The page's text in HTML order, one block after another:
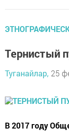
Тернистый
Туганайлар, 25
В 2017 году